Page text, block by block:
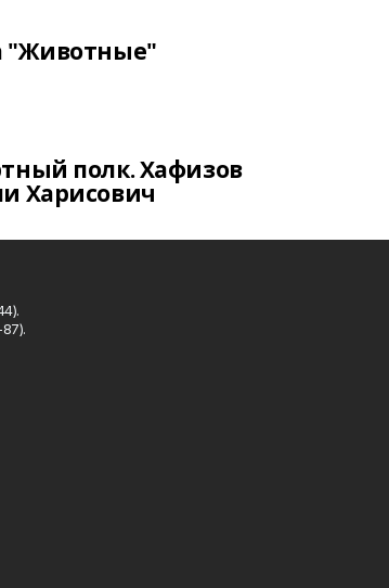
"Животные"
полк. Хафизов
Харисович